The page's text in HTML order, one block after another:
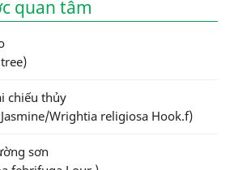
quan tâm
chiếu thủy
Wrightia religiosa Hook.f)
sơn